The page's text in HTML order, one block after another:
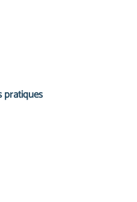
pratiques